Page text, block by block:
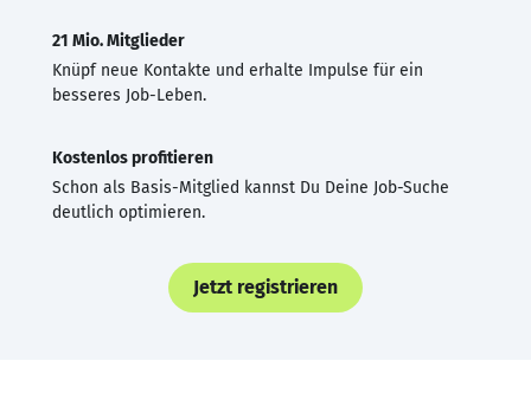
21 Mio. Mitglieder
Knüpf neue Kontakte und erhalte Impulse für ein
besseres Job-Leben.
Kostenlos profitieren
Schon als Basis-Mitglied kannst Du Deine Job-Suche
deutlich optimieren.
Jetzt registrieren